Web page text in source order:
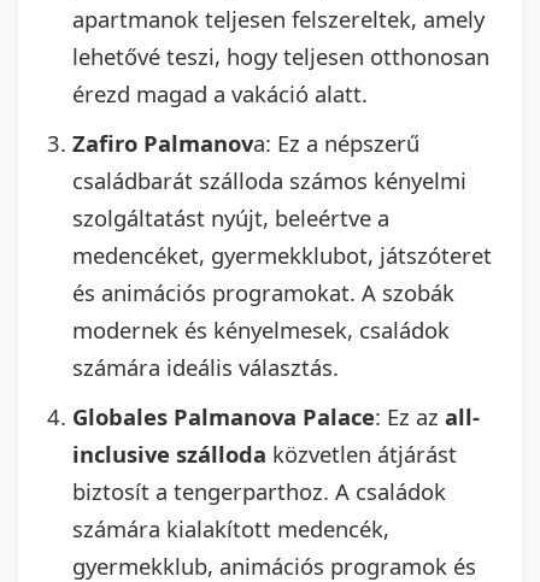
apartmanok teljesen felszereltek, amely
lehetővé teszi, hogy teljesen otthonosan
érezd magad a vakáció alatt.
Zafiro Palmanova: Ez a népszerű
családbarát szálloda számos kényelmi
szolgáltatást nyújt, beleértve a
medencéket, gyermekklubot, játszóteret
és animációs programokat. A szobák
modernek és kényelmesek, családok
számára ideális választás.
Globales Palmanova Palace: Ez az all-
inclusive szálloda közvetlen átjárást
biztosít a tengerparthoz. A családok
számára kialakított medencék,
gyermekklub, animációs programok és